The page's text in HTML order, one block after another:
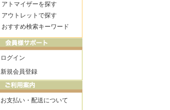
アトマイザーを探す
アウトレットで探す
おすすめ検索キーワード
ログイン
新規会員登録
お支払い・配送について